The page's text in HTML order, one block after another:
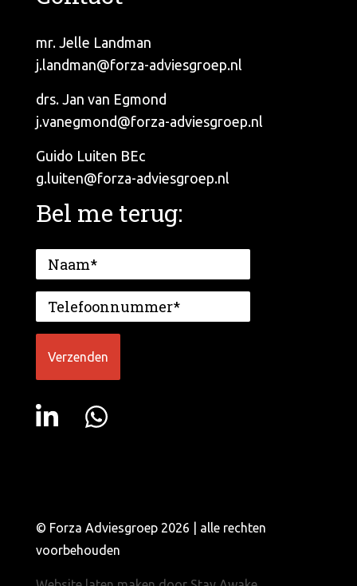
mr. Jelle Landman
j.landman@forza-adviesgroep.nl
drs. Jan van Egmond
j.vanegmond@forza-adviesgroep.nl
Guido Luiten BEc
g.luiten@forza-adviesgroep.nl
Bel me terug:
© Forza Adviesgroep 2026 | alle rechten
voorbehouden